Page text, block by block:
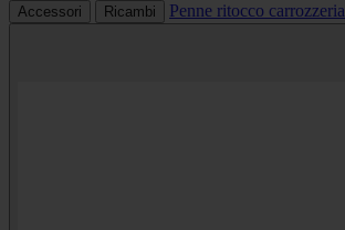
Accessori
Ricambi Penne ritocco carrozzeria